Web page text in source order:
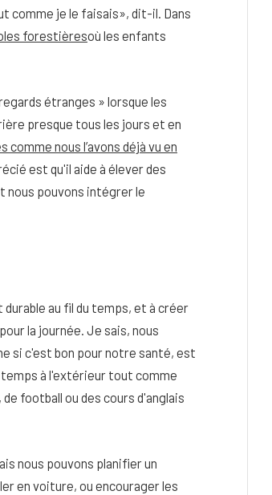
comme je le faisais», dit-il. Dans
forestièresoù les enfants
étranges » lorsque les
presque tous les jours et en
nous l’avons déjà vu en
est qu'il aide à élever des
nous pouvons intégrer le
au fil du temps, et à créer
la journée. Je sais, nous
si c'est bon pour notre santé, est
à l'extérieur tout comme
football ou des cours d'anglais
nous pouvons planifier un
en voiture, ou encourager les